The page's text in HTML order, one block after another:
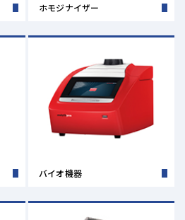
OFFの特別価格 【対象の製品
ホモジナイザー
バイオ機器